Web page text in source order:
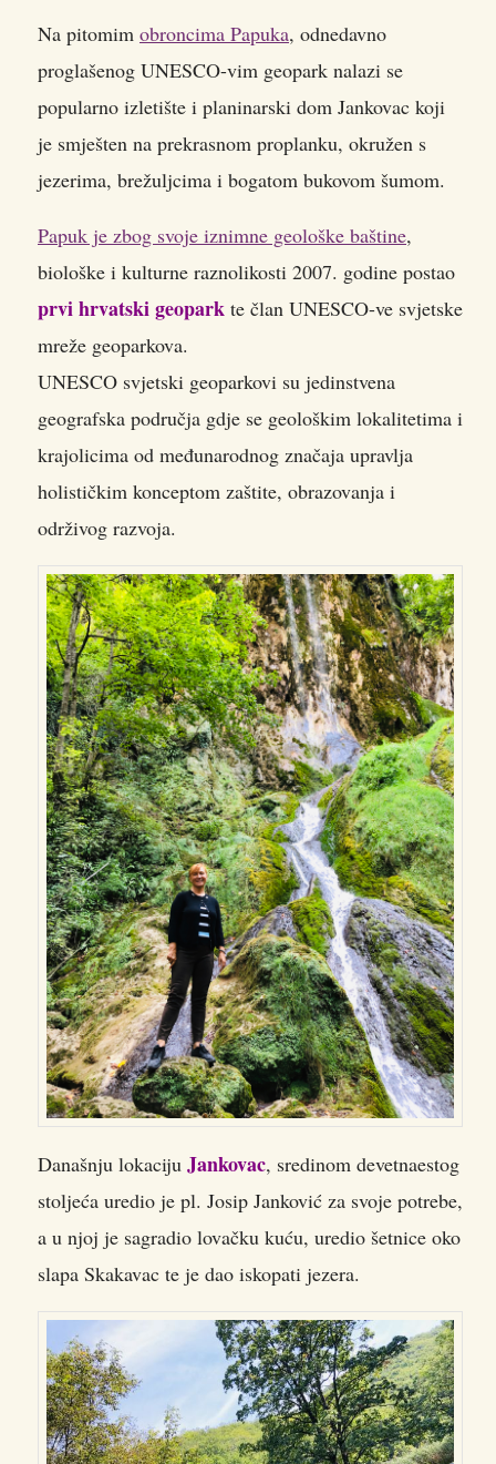
Na pitomim obroncima Papuka, odnedavno
proglašenog UNESCO-vim geopark nalazi se
popularno izletište i planinarski dom Jankovac koji
je smješten na prekrasnom proplanku, okružen s
jezerima, brežuljcima i bogatom bukovom šumom.
Papuk je zbog svoje iznimne geološke baštine,
biološke i kulturne raznolikosti 2007. godine postao
prvi hrvatski geopark te član UNESCO-ve svjetske
mreže geoparkova.
UNESCO svjetski geoparkovi su jedinstvena
geografska područja gdje se geološkim lokalitetima i
krajolicima od međunarodnog značaja upravlja
holističkim konceptom zaštite, obrazovanja i
održivog razvoja.
Današnju lokaciju Jankovac, sredinom devetnaestog
stoljeća uredio je pl. Josip Janković za svoje potrebe,
a u njoj je sagradio lovačku kuću, uredio šetnice oko
slapa Skakavac te je dao iskopati jezera.